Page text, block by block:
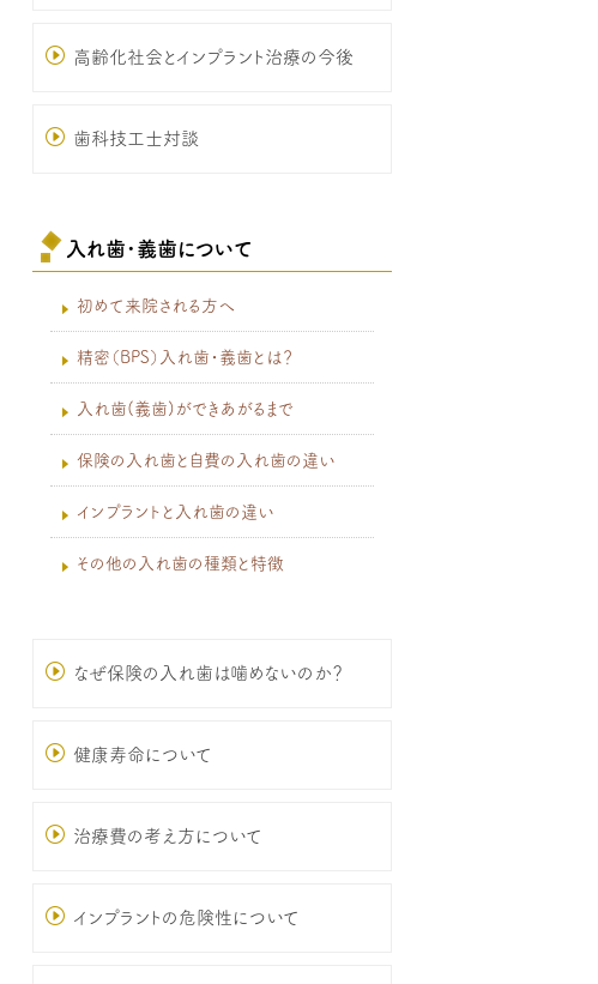
高齢化社会とインプラント治療の今後
歯科技工士対談
入れ歯･義歯について
初めて来院される方へ
精密（BPS）入れ歯・義歯とは？
入れ歯(義歯)ができあがるまで
保険の入れ歯と自費の入れ歯の違い
インプラントと入れ歯の違い
その他の入れ歯の種類と特徴
なぜ保険の入れ歯は噛めないのか？
健康寿命について
治療費の考え方について
インプラントの危険性について